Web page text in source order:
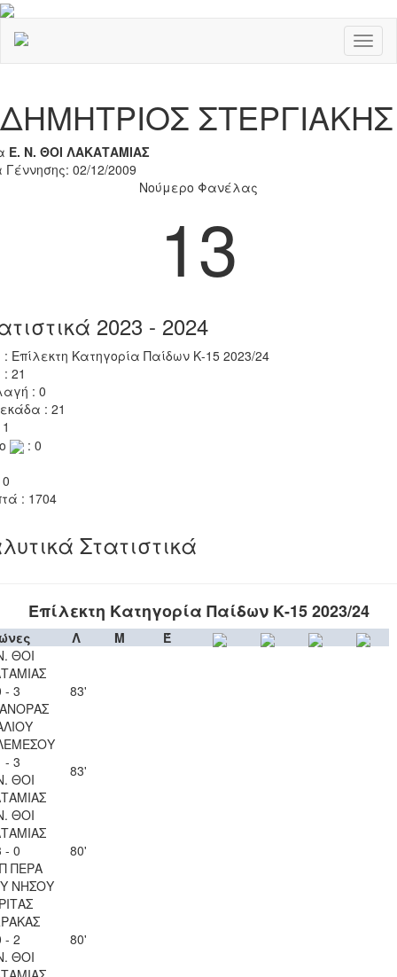
ΔΗΜΗΤΡΙΟΣ ΣΤΕΡΓΙΑΚΗΣ
Ε. Ν. ΘΟΙ ΛΑΚΑΤΑΜΙΑΣ
Γέννησης: 02/12/2009
Νούμερο Φανέλας
13
2023 - 2024
: Επίλεκτη Κατηγορία Παίδων Κ-15 2023/24
21
: 0
: 21
: 0
: 1704
Στατιστικά
Επίλεκτη Κατηγορία Παίδων Κ-15 2023/24
Λ Μ
Έ
ΘΟΙ
- 3
83'
- 3
ΘΟΙ
83'
ΘΟΙ
- 0
ΠΕΡΑ
ΝΗΣΟΥ
80'
- 2
ΘΟΙ
80'